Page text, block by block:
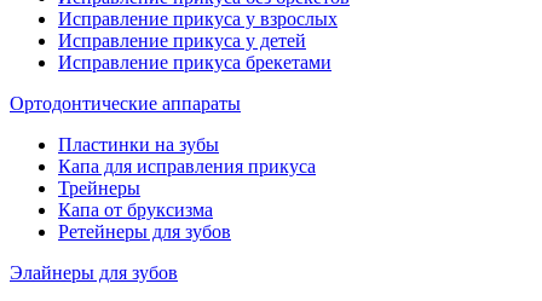
Исправление прикуса у взрослых
Исправление прикуса у детей
Исправление прикуса брекетами
Ортодонтические аппараты
Пластинки на зубы
Капа для исправления прикуса
Трейнеры
Капа от бруксизма
Ретейнеры для зубов
Элайнеры для зубов